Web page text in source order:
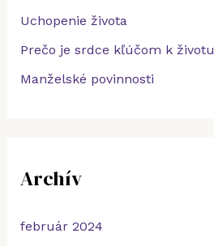
:Uchopenie života
Prečo je srdce kľúčom k životu
Manželské povinnosti
Archív
február 2024